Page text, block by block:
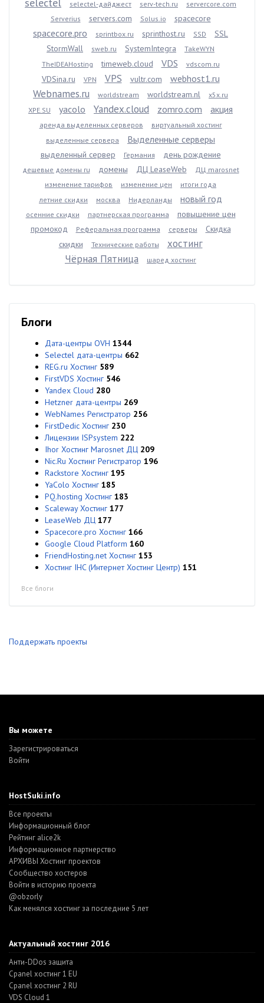
selectel-дайджест serv-tech.ru
servercore.com
Serverius
servers.com Solus.io spacecore
spacecore.pro sprintbox.ru sprinthost.ru SSD
SSL
StormWall
sweb.ru SystemIntegra
TakeWYN
TheIDEAHosting
timeweb.cloud VDS vdscom.ru
VDSina.ru VPN VPS vultr.com webhost1.ru
Webnames.ru worldstream worldstream.nl
x5x.ru
XPE.SU
yacolo Yandex.cloud zomro.com акция
аренда выделенных серверов
виртуальный хостинг
выделенные сервера
Выделенные серверы
выделенный сервер Германия день рождение
дешевые домены ru домены ДЦ LeaseWeb
ДЦ marosnet
изменение тарифов
изменение цен
итоги года
летние скидки
москва Нидерланды новый год
осенние скидки партнерская программа
повышение цен
промокод
Реферальная программа серверы
Скидка
скидки
Технические работы
хостинг
Чёрная Пятница
шаред хостинг
Блоги
Дата-центры OVH 1344
Selectel дата-центры 662
REG.ru Хостинг 589
FirstVDS Хостинг 546
Yandex Cloud 280
Hetzner дата-центры 269
WebNames Регистратор 256
FirstDedic Хостинг 230
Лицензии ISPsystem 222
Ihor Хостинг Marosnet ДЦ 209
Nic.Ru Хостинг Регистратор 196
Rackstore Хостинг 195
YaColo Хостинг 185
PQ.hosting Хостинг 183
Scaleway Хостинг 177
LeaseWeb ДЦ 177
Spacecore.pro Хостинг 166
Google Cloud Platform 160
FriendHosting.net Хостинг 153
Хостинг IHC (Интернет Хостинг Центр) 151
Все блоги
Поддержать проекты
Вы можете
Зарегистрироваться
Войти
HostSuki.info
Все проекты
Информационный блог
Рейтинг alice2k
Информационное партнерство
АРХИВЫ Хостинг проектов
Cообщество хостеров
Войти в историю проекта
@obzorly
Как менялся хостинг за последние 5 лет
Актуальный хостинг 2016
Анти-DDos защита
Cpanel хостинг 1 EU
Cpanel хостинг 2 RU
VDS Cloud 1